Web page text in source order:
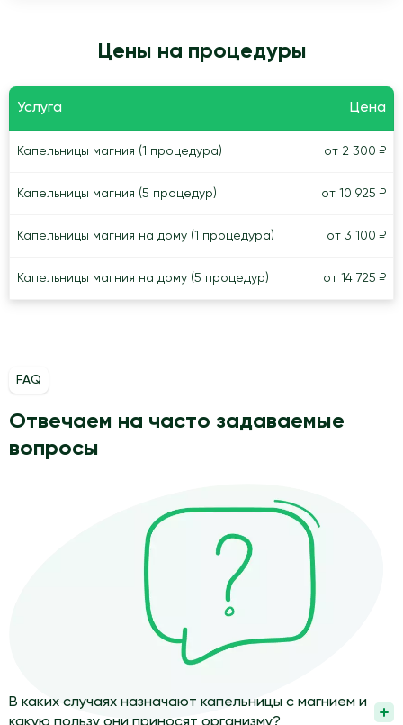
Цены на процедуры
Услуга Цена
Капельницы магния (1 процедура) от 2 300 ₽
Капельницы магния (5 процедур) от 10 925 ₽
Капельницы магния на дому (1 процедура) от 3 100 ₽
Капельницы магния на дому (5 процедур) от 14 725 ₽
FAQ
Отвечаем на часто задаваемые
вопросы
В каких случаях назначают капельницы с магнием и